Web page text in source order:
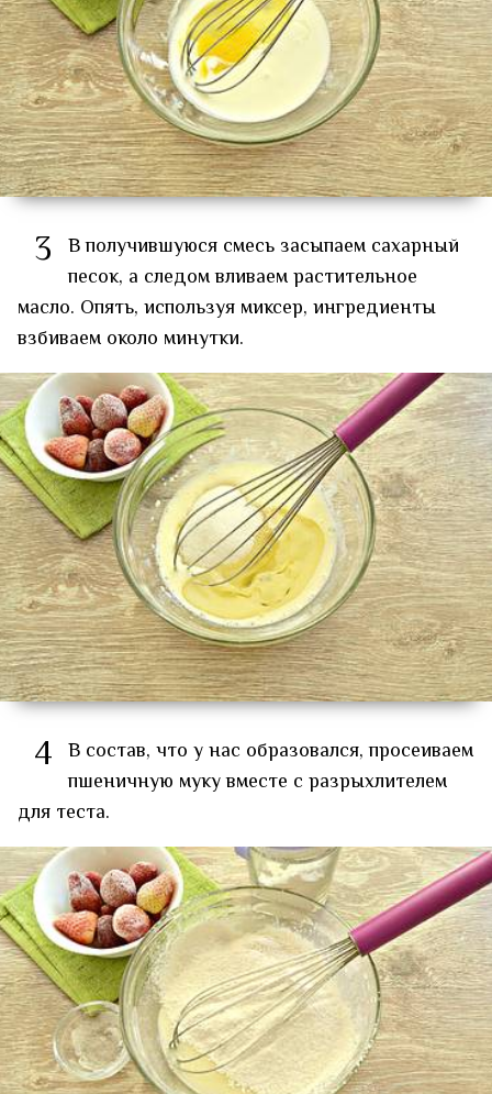
3 В получившуюся смесь засыпаем сахарный
песок, а следом вливаем растительное
масло. Опять, используя миксер, ингредиенты
взбиваем около минутки.
4 В состав, что у нас образовался, просеиваем
пшеничную муку вместе с разрыхлителем
для теста.